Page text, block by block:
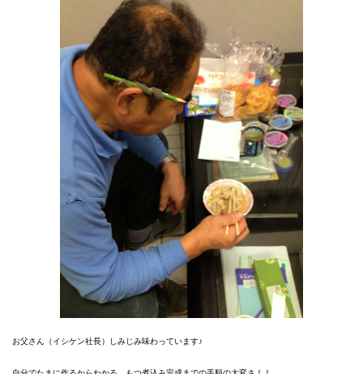
お父さん（イシケン社長）しみじみ味わっています♪